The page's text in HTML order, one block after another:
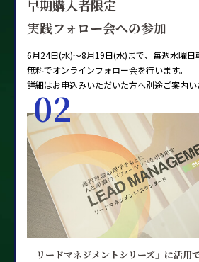
早期購入者限定
実践フォロー会への参加
6月24日(水)～8月19日(水)まで、毎週水曜日
無料でオンラインフォロー会を行います。
詳細はお申込みいただいた方へ別途ご案内い
02
「リードマネジメントシリーズ」に活用